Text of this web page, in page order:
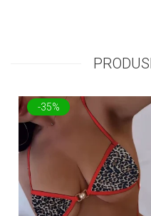
-35%